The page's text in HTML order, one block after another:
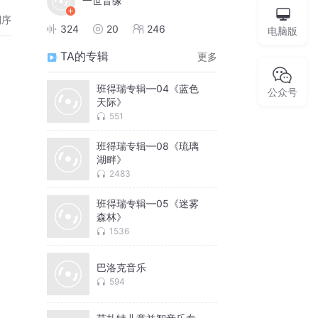
324 20 246
TA的专辑 更多
班得瑞专辑—04《蓝色
天际》
551
班得瑞专辑—08《琉璃
湖畔》
2483
班得瑞专辑—05《迷雾
森林》
1536
巴洛克音乐
594
电脑版
公众号